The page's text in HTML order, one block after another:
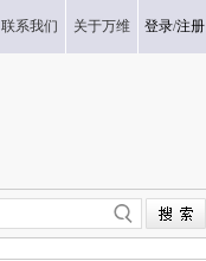
联系我们 关于万维 登录/注册